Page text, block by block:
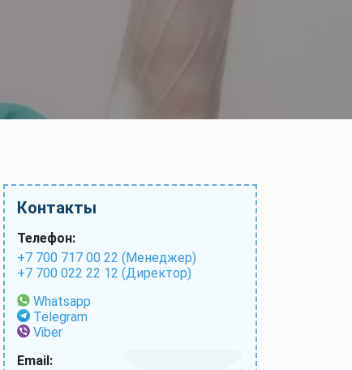
Контакты
Телефон:
+7 700 717 00 22 (Менеджер)
+7 700 022 22 12 (Директор)
Whatsapp
Telegram
Viber
Email: